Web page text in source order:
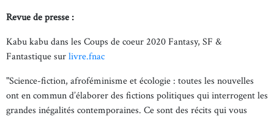
Revue de presse :
Kabu kabu dans les Coups de coeur 2020 Fantasy, SF &
Fantastique surlivre.fnac
"Science-fiction, afroféminisme et écologie : toutes les nouvelles
ont en commun d’élaborer des fictions politiques qui interrogent les
grandes inégalités contemporaines. Ce sont des récits qui vous